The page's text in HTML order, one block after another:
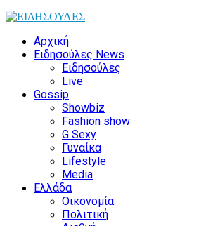
Αρχική
Ειδησούλες News
Ειδησούλες
Live
Gossip
Showbiz
Fashion show
G Sexy
Γυναίκα
Lifestyle
Media
Ελλάδα
Οικονομία
Πολιτική